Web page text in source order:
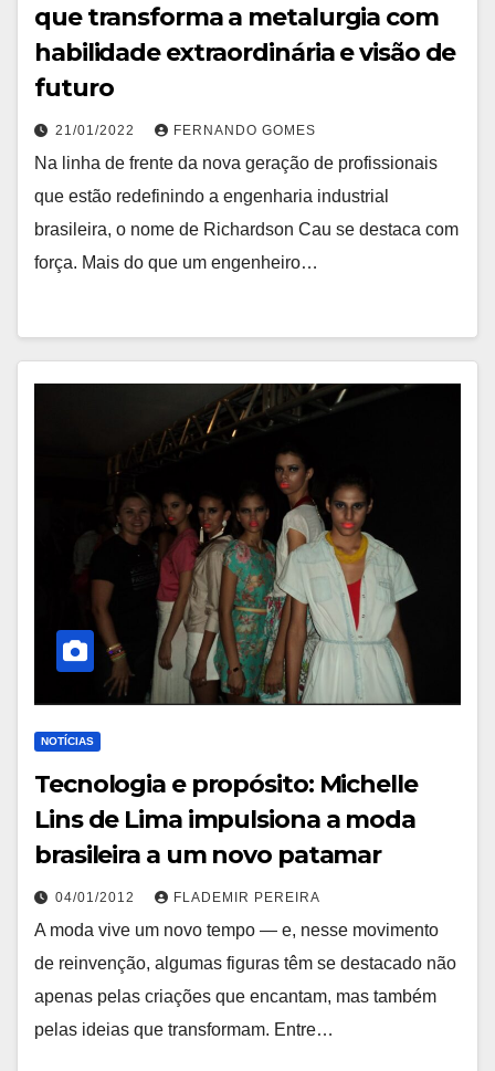
que transforma a metalurgia com
habilidade extraordinária e visão de
futuro
21/01/2022 FERNANDO GOMES
Na linha de frente da nova geração de profissionais
que estão redefinindo a engenharia industrial
brasileira, o nome de Richardson Cau se destaca com
força. Mais do que um engenheiro…
NOTÍCIAS
Tecnologia e propósito: Michelle
Lins de Lima impulsiona a moda
brasileira a um novo patamar
04/01/2012 FLADEMIR PEREIRA
A moda vive um novo tempo — e, nesse movimento
de reinvenção, algumas figuras têm se destacado não
apenas pelas criações que encantam, mas também
pelas ideias que transformam. Entre…